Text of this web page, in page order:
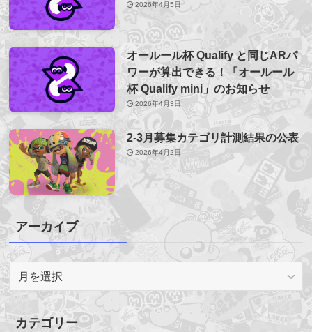
2026年4月5日
オールール杯 Qualify と同じARパ
ワーが算出できる！「オールール
杯 Qualify mini」のお知らせ
2026年4月3日
2-3月募集カテゴリ計測結果の公表
2026年4月2日
アーカイブ
ア
ー
イカテゴリー